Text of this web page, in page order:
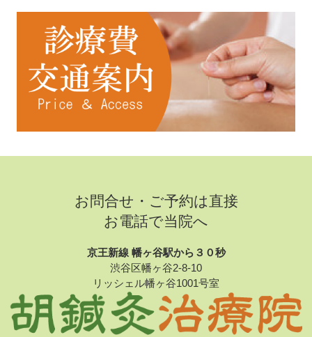
お問合せ・ご予約は直接
お電話で当院へ
京王新線 幡ヶ谷駅から３０秒
渋谷区幡ヶ谷2-8-10
リッシェル幡ヶ谷1001号室